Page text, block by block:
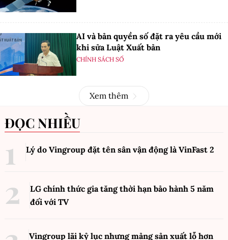
AI và bản quyền số đặt ra yêu cầu mới
khi sửa Luật Xuất bản
CHÍNH SÁCH SỐ
Xem thêm
ĐỌC NHIỀU
Lý do Vingroup đặt tên sân vận động là VinFast 2
LG chính thức gia tăng thời hạn bảo hành 5 năm
đối với TV
Vingroup lãi kỷ lục nhưng mảng sản xuất lỗ hơn